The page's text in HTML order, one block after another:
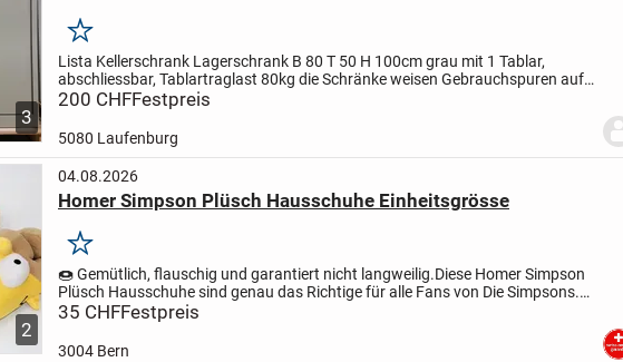
3
Merken
Lista Kellerschrank Lagerschrank B 80 T 50 H 100cm grau mit 1 Tablar,
abschliessbar, Tablartraglast 80kg die Schränke weisen Gebrauchspuren auf,
alle Schränke sind auf Ihre funktionstüchtigkeit...
200 CHFFestpreis
5080 Laufenburg
2
04.08.2026
Homer Simpson Plüsch Hausschuhe Einheitsgrösse
Merken
🍩 Gemütlich, flauschig und garantiert nicht langweilig.Diese Homer Simpson
Plüsch Hausschuhe sind genau das Richtige für alle Fans von Die Simpsons.
Sie überzeugen mit ihrem witzigen Design, weichem...
35 CHFFestpreis
3004 Bern